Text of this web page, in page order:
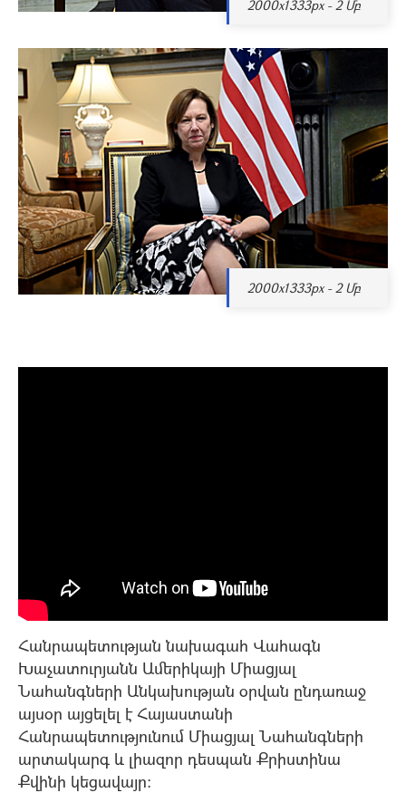
2000x1333px - 2 Մբ
2000x1333px - 2 Մբ
Հանրապետության նախագահ Վահագն
Խաչատուրյանն Ամերիկայի Միացյալ
Նահանգների Անկախության օրվան ընդառաջ
այսօր այցելել է Հայաստանի
Հանրապետությունում Միացյալ Նահանգների
արտակարգ և լիազոր դեսպան Քրիստինա
Քվինի կեցավայր: